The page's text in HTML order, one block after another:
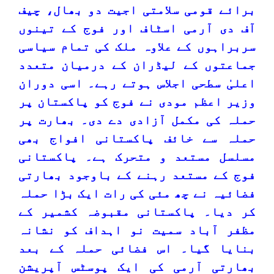
برائے قومی سلامتی اجیت دو بھال، چیف
آف دی آرمی اسٹاف اور فوج کے تینوں
سربراہوں کے علاوہ ملک کی تمام سیاسی
جماعتوں کے لیڈران کے درمیان متعدد
اعلیٰ سطحی اجلاس ہوتے رہے۔ اسی دوران
وزیر اعظم مودی نے فوج کو پاکستان پر
حملہ کی مکمل آزادی دے دی۔ بھارت پر
حملہ سے خائف پاکستانی افواج بھی
مسلسل مستعد و متحرک ہے۔ پاکستانی
فوج کے مستعد رہنے کے باوجود بھارتی
فضائیہ نے چھ مئی کی رات ایک بڑا حملہ
کر دیا۔ پاکستانی مقبوضہ کشمیر کے
مظفر آباد سمیت نو اہداف کو نشانہ
بنایا گیا۔ اس فضائی حملہ کے بعد
بھارتی آرمی کی ایک پوسٹس آپریشن